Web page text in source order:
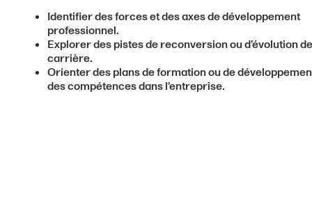
Identifier des forces et des axes de développement
professionnel.
Explorer des pistes de reconversion ou d’évolution de
carrière.
Orienter des plans de formation ou de
des compétences dans l’entreprise.